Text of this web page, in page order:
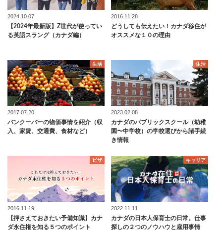
2024.10.07
【2024年最新版】Z世代が使ってい
る英語スラング（カナダ編）
2016.11.28
どうしても伝えたい！カナダ移住が
オススメな１０の理由
生活
2017.07.20
バンクーバーの物価事情を紹介（収
入、家賃、交通費、食材など）
生活
2023.02.08
カナダのパブリックスクール（幼稚
園〜中学校）の学校選びから諸手続
き情報
ビザ
2016.11.19
【押さえておきたい予備知識】カナ
ダ永住権を知る５つのポイント
キャリア
2022.11.11
カナダの日本人保育士の日常。仕事
探しの２つのノウハウと雇用事情